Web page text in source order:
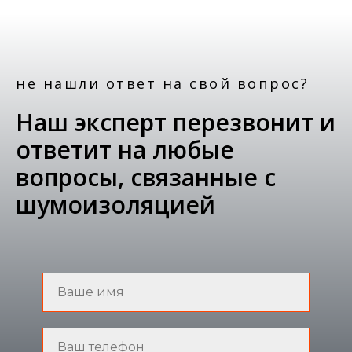
не нашли ответ на свой вопрос?
Наш эксперт перезвонит и
ответит на любые
вопросы, связанные с
шумоизоляцией